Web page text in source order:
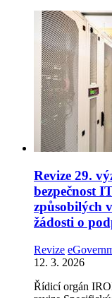
Revize 29.
bezpečnost
způsobilých
žádosti o
Revize
12. 3. 2026
Řídicí orgán